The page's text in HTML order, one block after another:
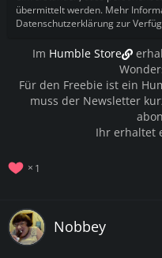
übermittelt werden. Mehr
Datenschutzerklärung zur
Im Humble Store
Für den Freebie ist ein
muss der Newsletter
Ihr erhaltet
1
Nobbey